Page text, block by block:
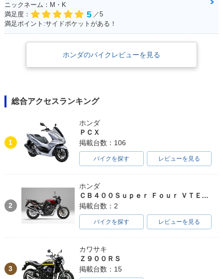
1996年 Giorno Spe
1996年 Giorno DEL
1995年 Giorno・追
1995年 Giorno・追
1993年 Giorno・追
1993年 Giorno・追
ニックネーム：M・K
満足度：
5 ／5
満足ポイント:サイドポケットがある！
ホンダのバイクレビューを見る
総合アクセスランキング
1
ホンダ
ＰＣＸ
掲載台数：106
バイクを探す レビューを見る
2
ホンダ
ＣＢ４００Ｓｕｐｅｒ Ｆｏｕｒ ＶＴＥＣ ＳＰＥＣ３
掲載台数：2
バイクを探す レビューを見る
3
カワサキ
Ｚ９００ＲＳ
掲載台数：15